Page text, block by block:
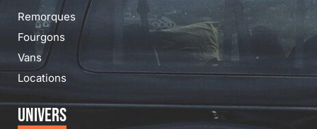
Remorques
Fourgons
Vans
Locations
UNIVERS